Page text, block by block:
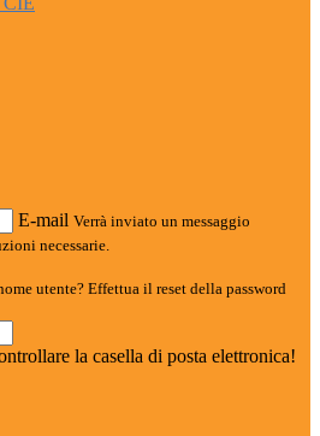
E-mail Verrà inviato un messaggio
necessarie.
utente? Effettua il reset della password
la casella di posta elettronica!